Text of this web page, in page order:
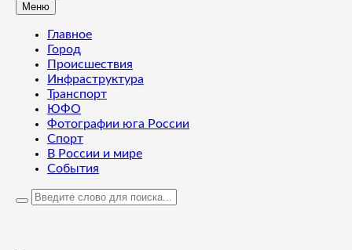
Меню
Главное
Город
Происшествия
Инфраструктура
Транспорт
ЮФО
Фотографии юга России
Спорт
В России и мире
События